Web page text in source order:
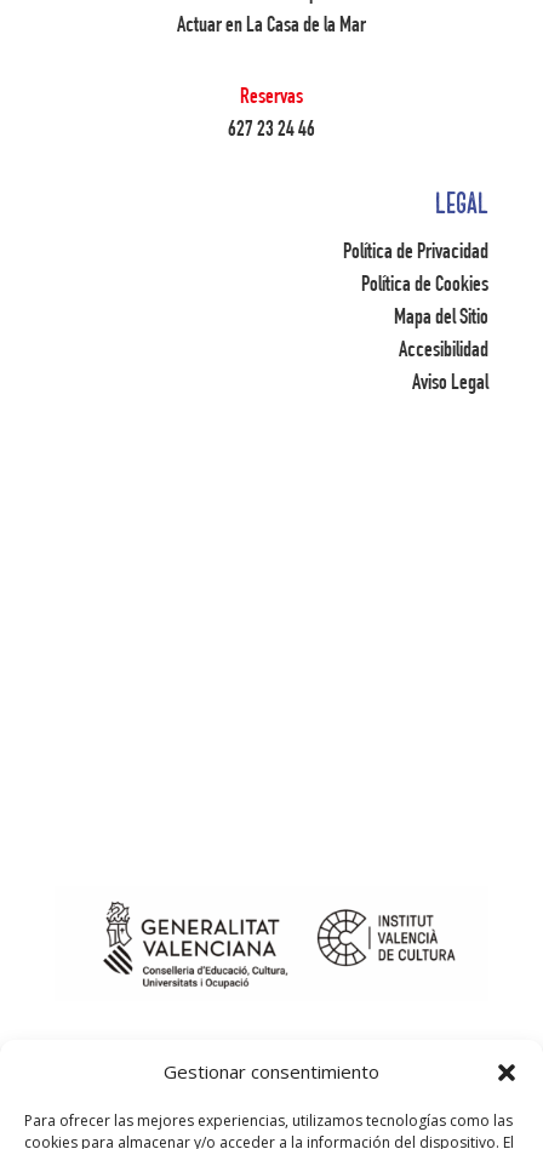
Gestionar consentimiento
Para ofrecer las mejores experiencias, utilizamos tecnologías como las
cookies para almacenar y/o acceder a la información del dispositivo. El
Actuar en La Casa de la Mar
Reservas
627 23 24 46
LEGAL
Política de Privacidad
Política de Cookies
Mapa del Sitio
Accesibilidad
Aviso Legal